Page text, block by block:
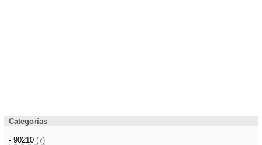
Categorías
- 90210 (7)